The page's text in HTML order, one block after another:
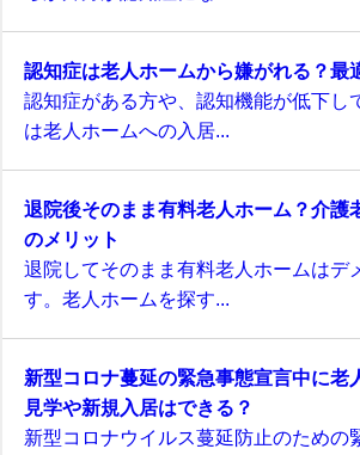
認知症は老人ホームから嫌がれる？最
認知症がある方や、認知機能が低下し
は老人ホームへの入居...
退院後そのまま有料老人ホーム？介護
のメリット
退院してそのまま有料老人ホームはデ
す。老人ホームを探す...
新型コロナ蔓延の緊急事態宣言中に老
見学や新規入居はできる？
新型コロナウイルス蔓延防止のための